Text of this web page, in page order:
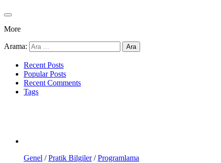
More
Arama:
Recent Posts
Popular Posts
Recent Comments
Tags
Genel /Pratik Bilgiler/Programlama